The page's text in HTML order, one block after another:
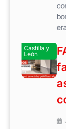
Castilla y
León